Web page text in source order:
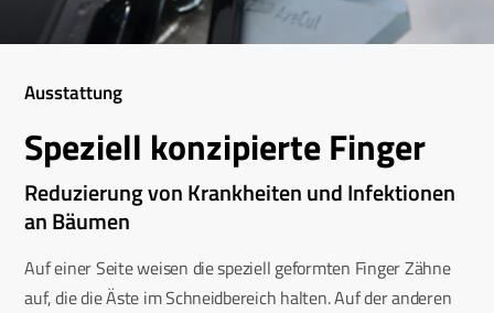
Ausstattung
Speziell konzipierte Finger
Reduzierung von Krankheiten und Infektionen
an Bäumen
Auf einer Seite weisen die speziell geformten Finger Zähne
auf, die die Äste im Schneidbereich halten. Auf der anderen